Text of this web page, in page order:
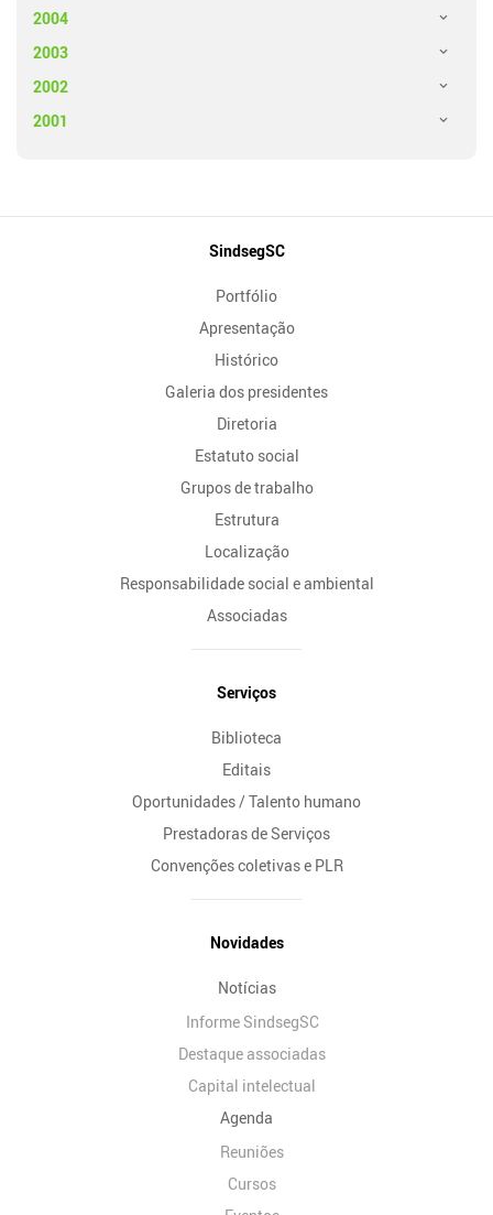
2004
2003
2002
2001
SindsegSC
Portfólio
Apresentação
Histórico
Galeria dos presidentes
Diretoria
Estatuto social
Grupos de trabalho
Estrutura
Localização
Responsabilidade social e ambiental
Associadas
Serviços
Biblioteca
Editais
Oportunidades / Talento humano
Prestadoras de Serviços
Convenções coletivas e PLR
Novidades
Notícias
Informe SindsegSC
Destaque associadas
Capital intelectual
Agenda
Reuniões
Cursos